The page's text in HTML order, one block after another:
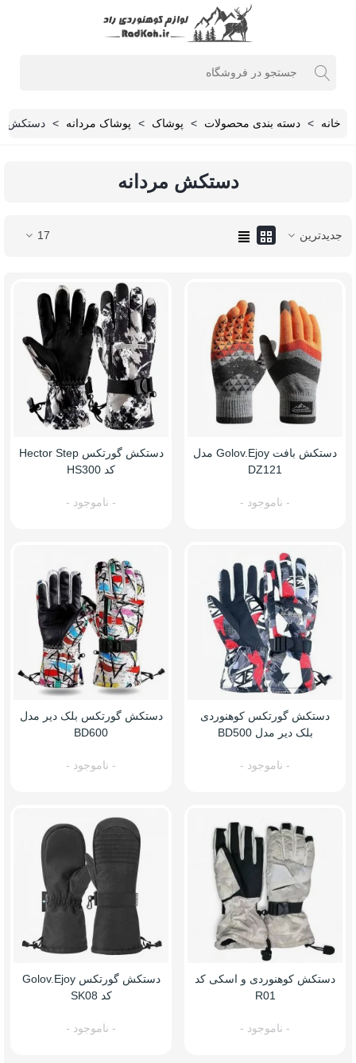
خانه > دسته بندی محصولات > پوشاک > پوشاک مردانه > دستکش
دستکش مردانه
جدیدترین 17
دستکش بافت Golov.Ejoy مدل
DZ121
- ناموجود -
دستکش گورتکس Hector Step
کد HS300
- ناموجود -
دستکش گورتکس کوهنوردی
بلک دیر مدل BD500
- ناموجود -
دستکش گورتکس بلک دیر مدل
BD600
- ناموجود -
دستکش کوهنوردی و اسکی کد
R01
- ناموجود -
دستکش گورتکس Golov.ejoy
کد SK08
- ناموجود -